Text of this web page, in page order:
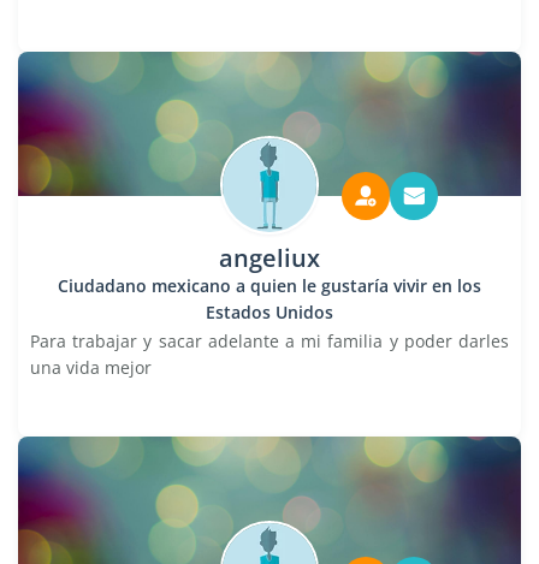
angeliux
Ciudadano mexicano a quien le gustaría vivir en los
Estados Unidos
Para trabajar y sacar adelante a mi familia y poder darles
una vida mejor